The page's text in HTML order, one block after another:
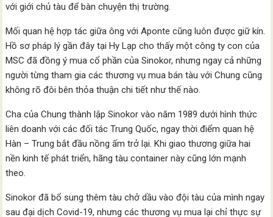
với giới chủ tàu để bàn chuyện thị trường.
Mối quan hệ hợp tác giữa ông với Aponte cũng luôn được giữ kín.
Hồ sơ pháp lý gần đây tại Hy Lạp cho thấy một công ty con của
MSC đã đồng ý mua cổ phần của Sinokor, nhưng ngay cả những
người từng tham gia các thương vụ mua bán tàu với Chung cũng
không rõ đôi bên thỏa thuận chi tiết như thế nào.
Cha của Chung thành lập Sinokor vào năm 1989 dưới hình thức
liên doanh với các đối tác Trung Quốc, ngay thời điểm quan hệ
Hàn – Trung bắt đầu nồng ấm trở lại. Khi giao thương giữa hai
nền kinh tế phát triển, hãng tàu container này cũng lớn mạnh
theo.
Sinokor đã bổ sung thêm tàu chở dầu vào đội tàu của mình ngay
sau đại dịch Covid-19, nhưng các thương vụ mua lại chỉ thực sự